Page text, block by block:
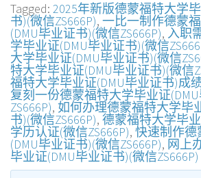
Tagged: 2025年新版德蒙福特大学
书)(微信ZS666P), 一比一制作德蒙
(DMU毕业证书)(微信ZS666P), 入职
学毕业证(DMU毕业证书)(微信
大学毕业证(DMU毕业证书)(微信
特大学毕业证(DMU毕业证书)(微信
福特大学毕业证(DMU毕业证书)成
复刻一份德蒙福特大学毕业证
ZS666P), 如何办理德蒙福特大学毕
书)(微信ZS666P), 德蒙福特大学毕
学历认证(微信ZS666P), 快速制作德
(DMU毕业证书)(微信ZS666P), 网上
毕业证(DMU毕业证书)(微信ZS666P)